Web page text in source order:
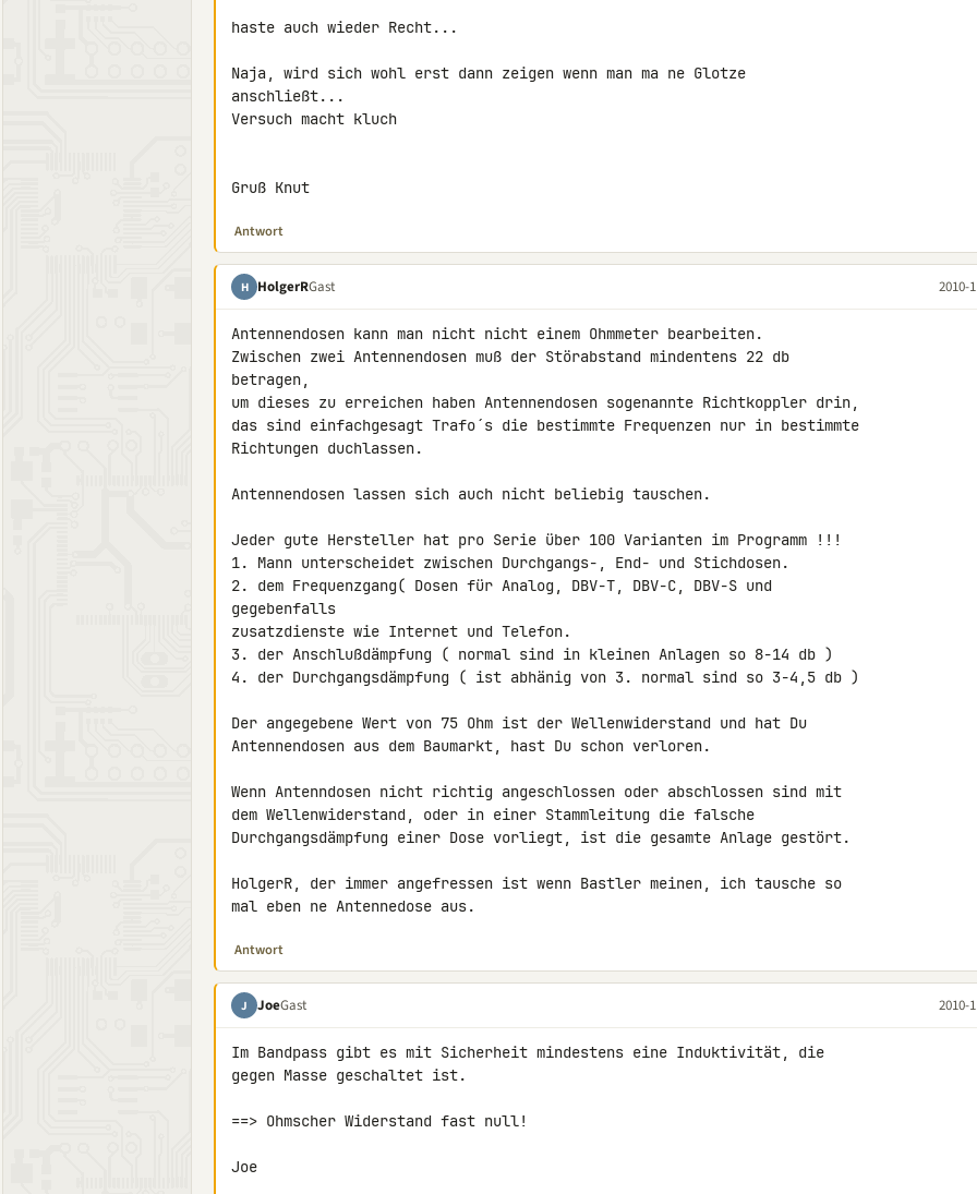
haste auch wieder Recht...
Naja, wird sich wohl erst dann zeigen wenn man ma ne Glotze
anschließt...
Versuch macht kluch
Gruß Knut
Antwort
H HolgerRGast 2010-
Antennendosen kann man nicht nicht einem Ohmmeter bearbeiten.
Zwischen zwei Antennendosen muß der Störabstand mindentens 22 db
betragen,
um dieses zu erreichen haben Antennendosen sogenannte Richtkoppler drin,
das sind einfachgesagt Trafo´s die bestimmte Frequenzen nur in bestimmte
Richtungen duchlassen.
Antennendosen lassen sich auch nicht beliebig tauschen.
Jeder gute Hersteller hat pro Serie über 100 Varianten im Programm !!!
1. Mann unterscheidet zwischen Durchgangs-, End- und Stichdosen.
2. dem Frequenzgang( Dosen für Analog, DBV-T, DBV-C, DBV-S und
gegebenfalls
zusatzdienste wie Internet und Telefon.
3. der Anschlußdämpfung ( normal sind in kleinen Anlagen so 8-14 db )
4. der Durchgangsdämpfung ( ist abhänig von 3. normal sind so 3-4,5 db )
Der angegebene Wert von 75 Ohm ist der Wellenwiderstand und hat Du
Antennendosen aus dem Baumarkt, hast Du schon verloren.
Wenn Antenndosen nicht richtig angeschlossen oder abschlossen sind mit
dem Wellenwiderstand, oder in einer Stammleitung die falsche
Durchgangsdämpfung einer Dose vorliegt, ist die gesamte Anlage gestört.
HolgerR, der immer angefressen ist wenn Bastler meinen, ich tausche so
mal eben ne Antennedose aus.
Antwort
J JoeGast 2010-
Im Bandpass gibt es mit Sicherheit mindestens eine Induktivität, die
gegen Masse geschaltet ist.
==> Ohmscher Widerstand fast null!
Joe